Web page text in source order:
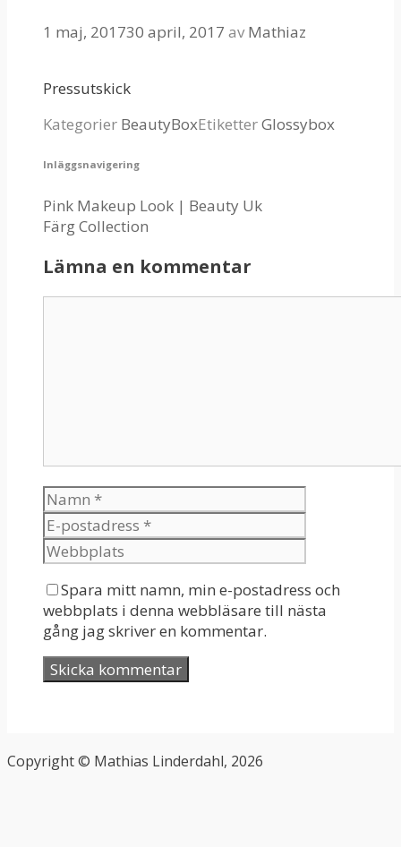
1 maj, 201730 april, 2017 avMathiaz
Pressutskick
Kategorier BeautyBoxEtiketterGlossybox
Inläggsnavigering
Pink Makeup Look | Beauty Uk
Färg Collection
Lämna en kommentar
Spara mitt namn, min e-postadress och
webbplats i denna webbläsare till nästa
gång jag skriver en kommentar.
Copyright © Mathias Linderdahl, 2026